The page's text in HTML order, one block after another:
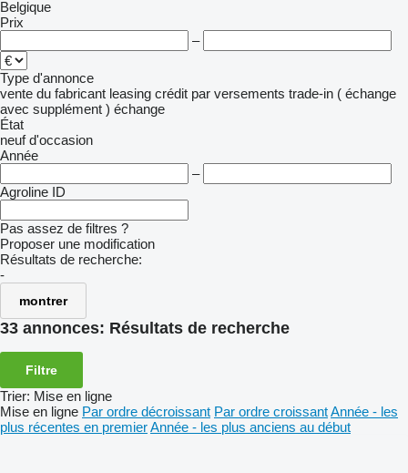
Belgique
Prix
–
Type d'annonce
vente du fabricant leasing crédit par versements trade-in ( échange
avec supplément ) échange
État
neuf d'occasion
Année
–
Agroline ID
Pas assez de filtres ?
Proposer une modification
Résultats de recherche:
-
montrer
33 annonces: Résultats de recherche
Filtre
Trier: Mise en ligne
Mise en ligne Par ordre décroissant Par ordre croissantAnnée - les
plus récentes en premierAnnée - les plus anciens au début